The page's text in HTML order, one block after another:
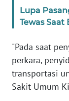
Lupa
Tewas
"Pada saat
perkara,
transportasi
Sakit Umum
WN
BANTEN
WN
NTT
WN